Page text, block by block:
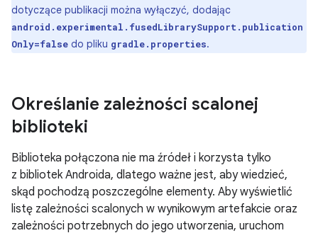
dotyczące publikacji można wyłączyć, dodając
android.experimental.fusedLibrarySupport.publication
Only=false do pliku gradle.properties.
Określanie zależności scalonej
biblioteki
Biblioteka połączona nie ma źródeł i korzysta tylko
z bibliotek Androida, dlatego ważne jest, aby wiedzieć,
skąd pochodzą poszczególne elementy. Aby wyświetlić
listę zależności scalonych w wynikowym artefakcie oraz
zależności potrzebnych do jego utworzenia, uruchom